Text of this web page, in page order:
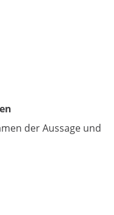
der Aussage und